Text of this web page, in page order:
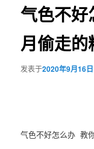
气色不好
月偷走
发表于2020年9月16日
气色不好怎么办 教